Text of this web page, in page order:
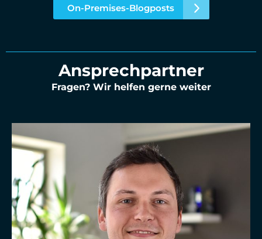
On-Premises-Blogposts
Ansprechpartner
Fragen? Wir helfen gerne weiter